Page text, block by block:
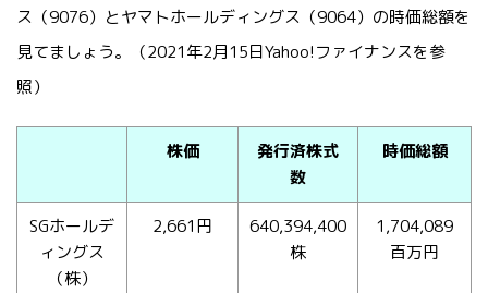
ス（9076）とヤマトホールディングス（9064）の時価総額を
見てましょう。（2021年2月15日Yahoo!ファイナンスを参
照）
株価
発行済株式
数
時価総額
SGホールデ
ィングス
（株）
2,661円
640,394,400
株
1,704,089
百万円